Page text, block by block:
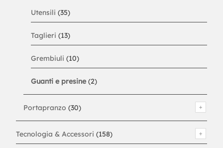
Utensili (35)
Taglieri (13)
Grembiuli (10)
Guanti e presine (2)
Portapranzo (30)
Tecnologia & Accessori (158)